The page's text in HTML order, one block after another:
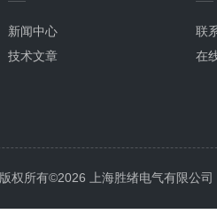
新闻中心
技术文章
联
在
版权所有©2026 上海胜绪电气有限公